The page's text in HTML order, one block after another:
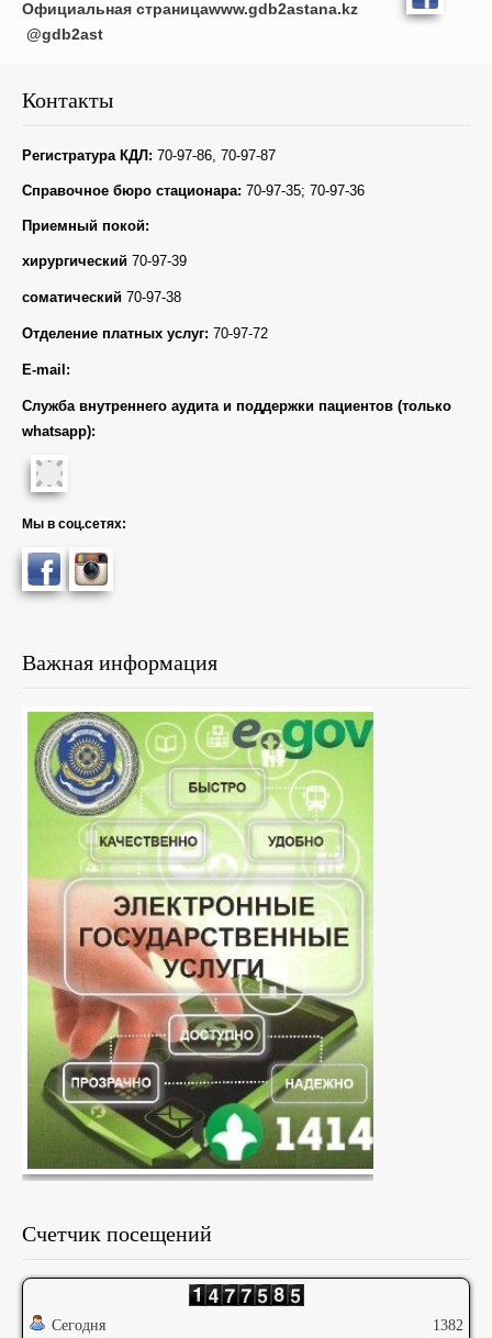
Официальная страницаwww.gdb2astana.kz
@gdb2ast
Контакты
Регистратура КДЛ: 70-97-86, 70-97-87
Справочное бюро стационара: 70-97-35; 70-97-36
Приемный покой:
хирургический 70-97-39
соматический 70-97-38
Отделение платных услуг: 70-97-72
E-mail:
Служба внутреннего аудита и поддержки пациентов (только
whatsapp):
Мы в соц.сетях:
Важная информация
Счетчик посещений
Сегодня 1382